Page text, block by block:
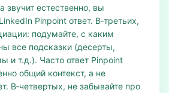
звучит естественно, вы
Pinpoint ответ. В‑третьих,
подумайте, с каким
все подсказки (десерты,
и т.д.). Часто ответ Pinpoint
общий контекст, а не
В‑четвертых, не забывайте про